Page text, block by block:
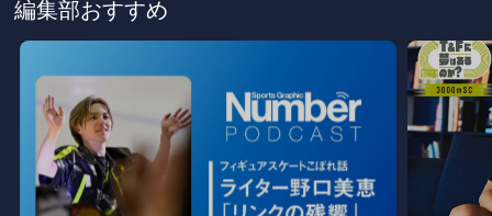
編集部おすすめ